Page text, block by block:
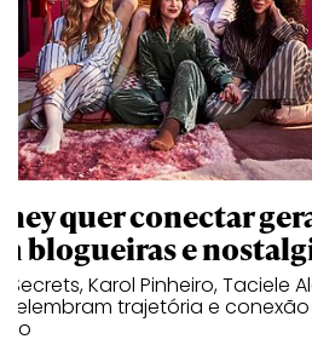
quer conectar
blogueiras e
Secrets, Karol Pinheiro, Taciele
relembram trajetória e